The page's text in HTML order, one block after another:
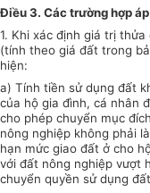
Điều 3. Các trường hợp áp
1. Khi xác định giá trị
(tính theo giá đất trong
hiện:
a) Tính tiền sử dụng đất
của hộ gia đình, cá nhân
cho phép chuyển mục
nông nghiệp không phải
hạn mức giao đất ở cho
với đất nông nghiệp vượt
chuyển quyền sử dụng